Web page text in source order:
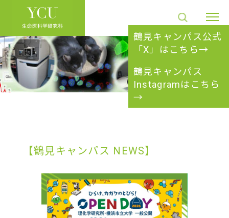
鶴見キャンパス公式
「X」はこちら→
鶴見キャンパス
Instagramはこちら
→
【鶴見キャンパス NEWS】